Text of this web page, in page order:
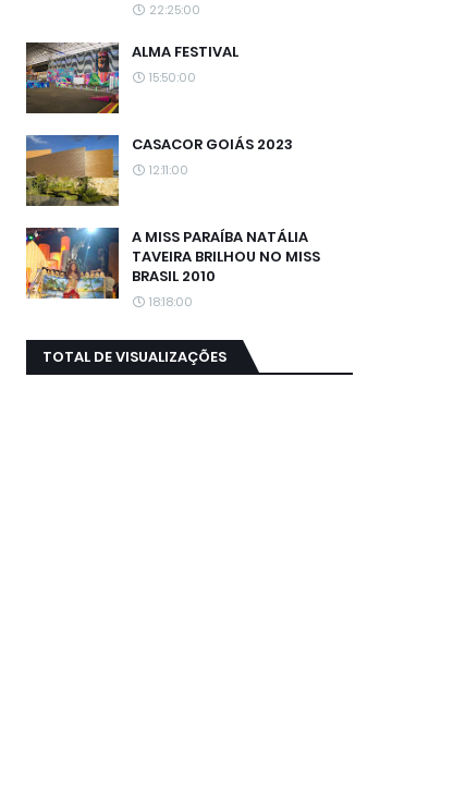
22:25:00
ALMA FESTIVAL
15:50:00
CASACOR GOIÁS 2023
12:11:00
A MISS PARAÍBA NATÁLIA
TAVEIRA BRILHOU NO MISS
BRASIL 2010
18:18:00
TOTAL DE VISUALIZAÇÕES